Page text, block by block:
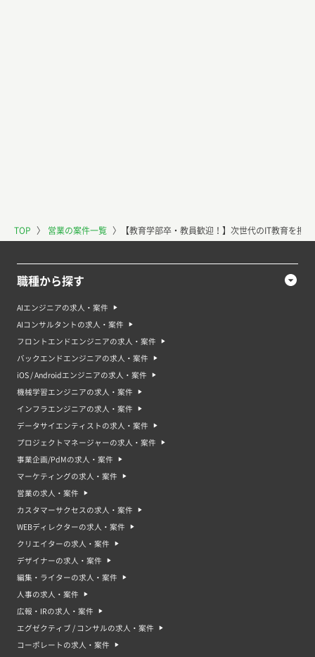
TOP 〉 営業の案件一覧 〉 【教育学部卒・教員歓迎！】次世代のIT教育を担
職種から探す
AIエンジニアの求人・案件
AIコンサルタントの求人・案件
フロントエンドエンジニアの求人・案件
バックエンドエンジニアの求人・案件
iOS / Androidエンジニアの求人・案件
機械学習エンジニアの求人・案件
インフラエンジニアの求人・案件
データサイエンティストの求人・案件
プロジェクトマネージャーの求人・案件
事業企画/PdMの求人・案件
マーケティングの求人・案件
営業の求人・案件
カスタマーサクセスの求人・案件
WEBディレクターの求人・案件
クリエイターの求人・案件
デザイナーの求人・案件
編集・ライターの求人・案件
人事の求人・案件
広報・IRの求人・案件
エグゼクティブ / コンサルの求人・案件
コーポレートの求人・案件